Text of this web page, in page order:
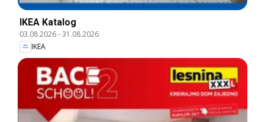
IKEA Katalog
03.08.2026-31.08.2026
IKEA